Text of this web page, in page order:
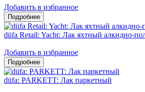
Добавить в избранное
düfa Retail: Yacht: Лак яхтный алкидно-
Добавить в избранное
düfa: PARKETT: Лак паркетный